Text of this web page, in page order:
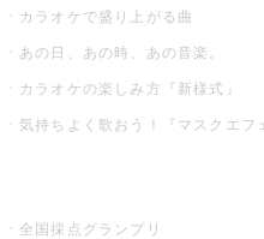
カラオケで盛り上がる曲
あの日、あの時、あの音楽。
カラオケの楽しみ方『新様式』
気持ちよく歌おう！『マスクエフ
全国採点グランプリ